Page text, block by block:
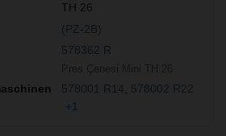
TH 26
(PZ-2B)
578362 R
578001 R14
578002 R22
+1